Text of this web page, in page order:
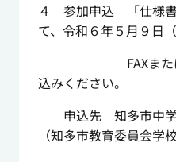
４ 参加申込 「仕様書
て、令和６年５月９日
FAXまたは、
込みください。
申込先 知多市中学
（知多市教育委員会学